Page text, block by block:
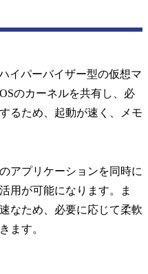
イパーバイザー型の仮想マ
のカーネルを共有し、必
るため、起動が速く、メモ
アプリケーションを同時に
用が可能になります。ま
なため、必要に応じて柔軟
ます。